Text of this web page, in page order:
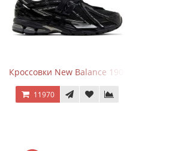
Кроссовки New Balance 1906A Black Silver
11970